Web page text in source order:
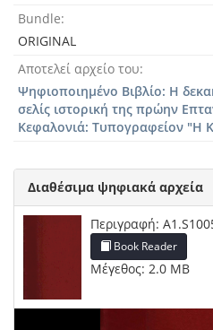
Bundle
ORIGINAL
Αποτελεί αρχείο του
Ψηφιοποιημένο Βιβλίο: Η
σελίς ιστορική της πρώην
Κεφαλονιά: Τυπογραφείον "Η
Διαθέσιμα ψηφιακά αρχεία
Περιγραφή:
Book Reader
Μέγεθος: 2.0 MB